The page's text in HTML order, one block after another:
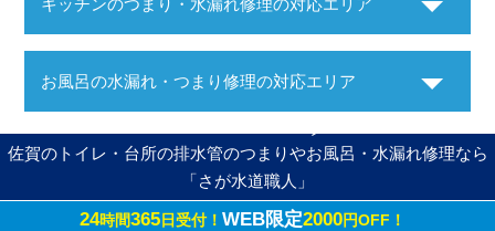
キッチンのつまり・水漏れ修理の対応エリア
お風呂の水漏れ・つまり修理の対応エリア
佐賀のトイレ・台所の排水管のつまりやお風呂・水漏れ修理なら
「さが水道職人」
Copyright ©さが水道職人. All Rights Reserved.
24時間365日受付！ WEB限定2000円OFF！